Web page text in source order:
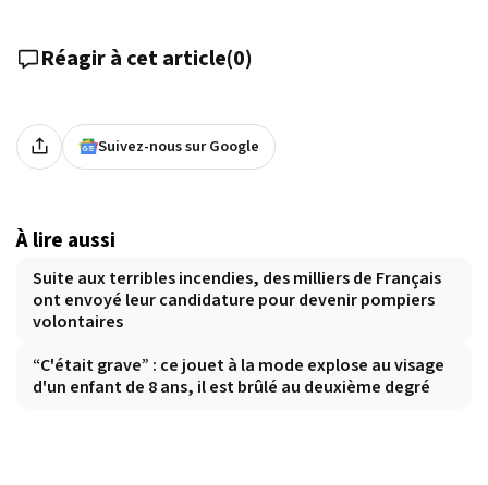
Réagir à cet article(0)
Suivez-nous sur Google
À lire aussi
Suite aux terribles incendies, des milliers de Français
ont envoyé leur candidature pour devenir pompiers
volontaires
“C'était grave” : ce jouet à la mode explose au visage
d'un enfant de 8 ans, il est brûlé au deuxième degré